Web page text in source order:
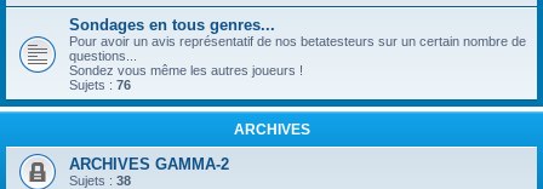
Sondages en tous genres...
Pour avoir un avis représentatif de nos betatesteurs sur un certain nombre de
questions...
Sondez vous même les autres joueurs !
Sujets : 76
ARCHIVES
ARCHIVES GAMMA-2
Sujets : 38